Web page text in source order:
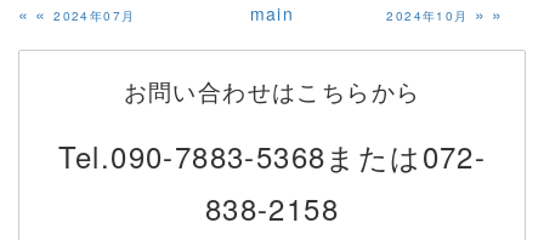
«2024年07月 main 2024年10月 »
お問い合わせはこちらから
Tel.090-7883-5368または072-
838-2158